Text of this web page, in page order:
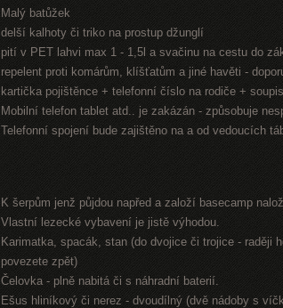
Malý batůžek
delší kalhoty či triko na prostup džunglí
pití v PET lahvi max 1 - 1,5l a svačinu na cestu do
repelent proti komárům, klíšťatům a jiné havěti -
kartička pojištěnce + telefonní číslo na rodiče +
Mobilní telefon tablet atd.. je zakázán - způsobuje
Telefonní spojení bude zajištěno na a od vedoucích
K šerpům jenž půjdou napřed a založí basecamp
Vlastní lezecké vybavení je jistě výhodou.
Karimatka, spacák, stan (do dvojice či trojice - raději
povezete zpět)
Čelovka - plně nabitá či s náhradní baterií.
Ešus hliníkový či nerez - dvoudílný (dvě nádoby s